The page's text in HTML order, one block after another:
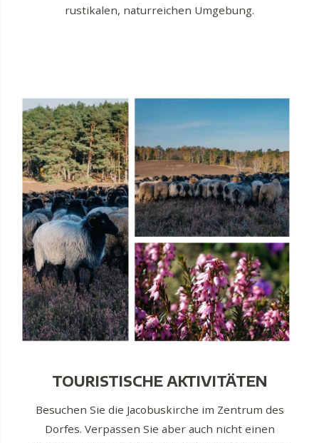
rustikalen, naturreichen Umgebung.
TOURISTISCHE AKTIVITÄTEN
Besuchen Sie die Jacobuskirche im Zentrum des
Dorfes. Verpassen Sie aber auch nicht einen